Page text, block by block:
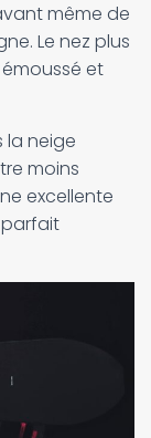
même de
Le nez plus
et
la neige
moins
excellente